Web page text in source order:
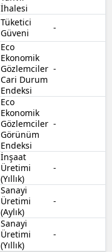
İhalesi
Tüketici
Güveni
-
Eco
Ekonomik
Gözlemciler
Cari Durum
Endeksi
-
Eco
Ekonomik
Gözlemciler
Görünüm
Endeksi
-
İnşaat
Üretimi
(Yıllık)
-
Sanayi
Üretimi
(Aylık)
-
Sanayi
Üretimi
(Yıllık)
-